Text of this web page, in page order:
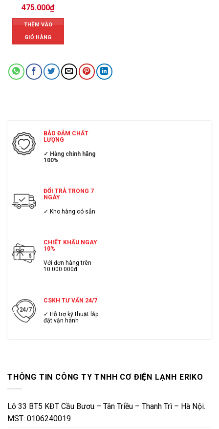
475.000₫
THÊM VÀO
GIỎ HÀNG
BẢO ĐẢM CHẤT
LƯỢNG
✓ Hàng chính hãng
100%
ĐỔI TRẢ TRONG 7
NGÀY
✓ Kho hàng có sẳn
CHIẾT KHẤU NGAY
10%
Với đơn hàng trên
10.000.000đ.
CSKH TƯ VẤN 24/7
✓ Hỗ trợ kỹ thuật lắp
đặt vận hành
THÔNG TIN CÔNG TY TNHH CƠ ĐIỆN LẠNH ERIKO
Lô 33 BT5 KĐT Cầu Bươu – Tân Triều – Thanh Trì – Hà Nội.
MST: 0106240019